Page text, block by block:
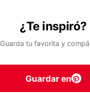
¿Te inspiró?
Guarda tu favorita y
Guardar en